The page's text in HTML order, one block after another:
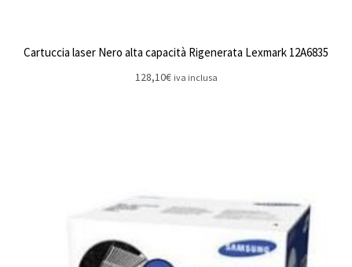
Cartuccia laser Nero alta capacità Rigenerata Lexmark 12A6835
128,10€ iva inclusa